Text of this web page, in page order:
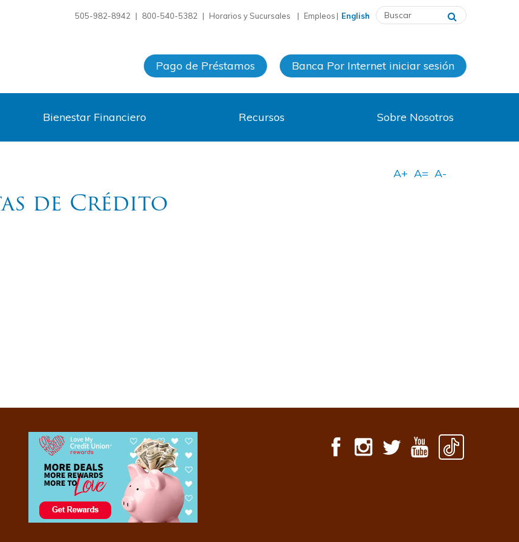
| English
505-982-8942 | 800-540-5382 | Horarios y Sucursales | Empleos
Pago de Préstamos Banca Por Internet iniciar sesión
Bienestar Financiero Recursos Sobre Nosotros
de Crédito